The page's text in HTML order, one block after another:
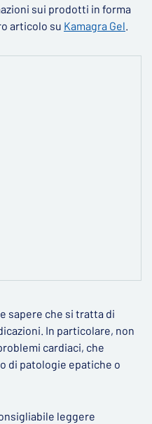
sui prodotti in forma
articolo su Kamagra Gel.
sapere che si tratta di
In particolare, non
cardiaci, che
di patologie epatiche o
leggere